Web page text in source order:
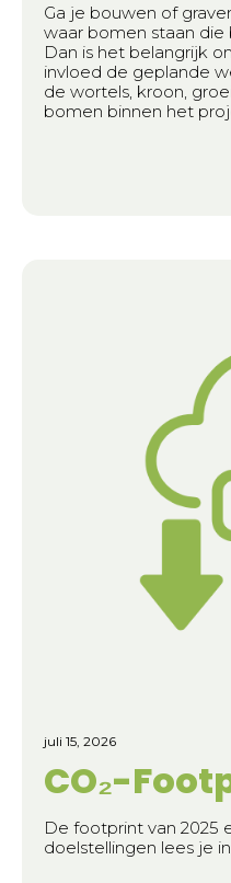
Ga je bouwen of
waar bomen staan
Dan is het belangrijk
invloed de geplande
de wortels, kroon,
bomen binnen het
juli 15, 2026
CO₂-
De footprint van 2025
doelstellingen lees je